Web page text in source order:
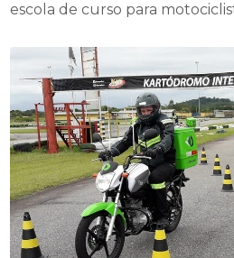
escola de curso para